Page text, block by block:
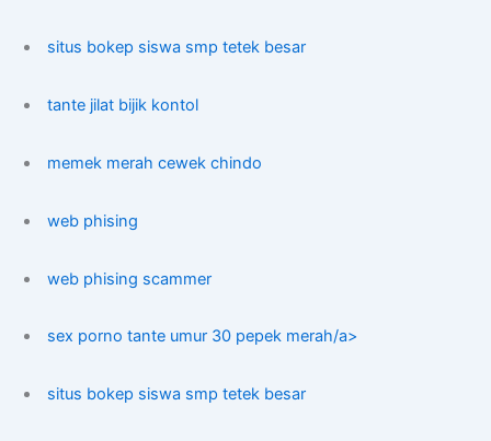
situs bokep siswa smp tetek besar
tante jilat bijik kontol
memek merah cewek chindo
web phising
web phising scammer
sex porno tante umur 30 pepek merah/a>
situs bokep siswa smp tetek besar